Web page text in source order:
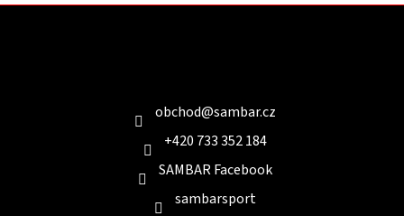
obchod@sambar.cz
+420 733 352 184
SAMBAR Facebook
sambarsport